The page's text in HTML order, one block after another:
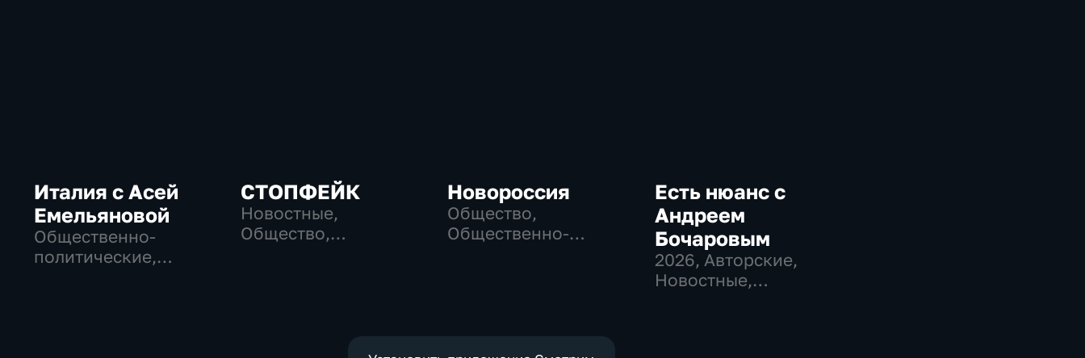
Италия с Асей
Емельяновой
Общественно-
политические,
СТОПФЕЙК
Новостные,
Общество,
Новороссия
Общество,
Общественно-
Есть нюанс с
Андреем
Бочаровым
2026, Авторские,
Новостные,